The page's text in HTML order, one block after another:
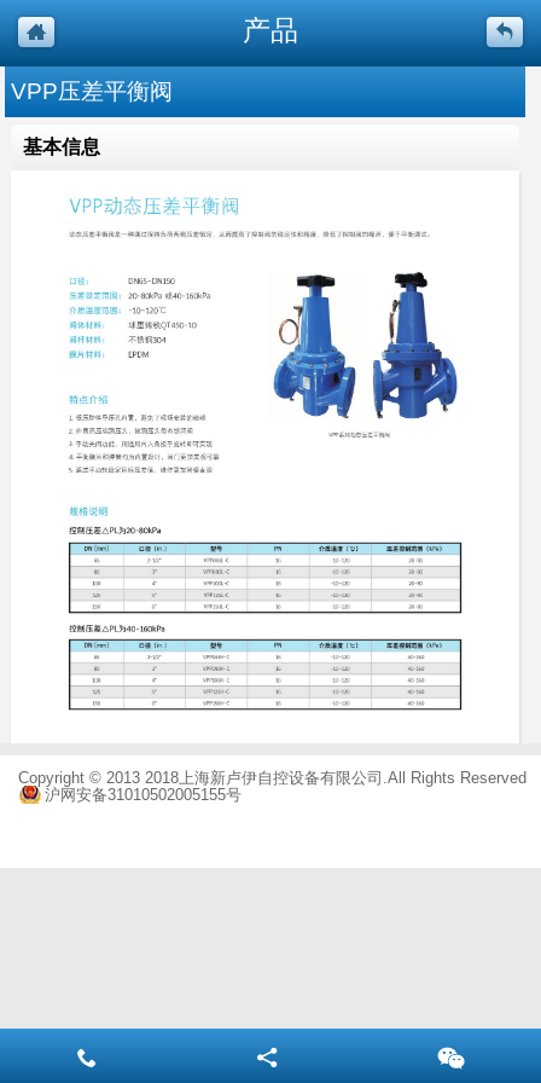
产品
VPP压差平衡阀
基本信息
Copyright © 2013 2018上海新卢伊自控设备有限公司.All Rights Reserved
沪网安备31010502005155号